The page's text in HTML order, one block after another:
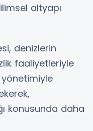
altyapı
denizlerin
faaliyetleriyle
konusunda daha